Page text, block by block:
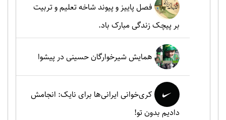
فصل پاییز و پیوند شاخه تعلیم و تربیت
بر پیچک زندگی مبارک باد.
همایش شیرخوارگان حسینی در پیشوا
کری‌خوانی ایرانی‌ها برای نایک: انجامش
دادیم بدون تو!